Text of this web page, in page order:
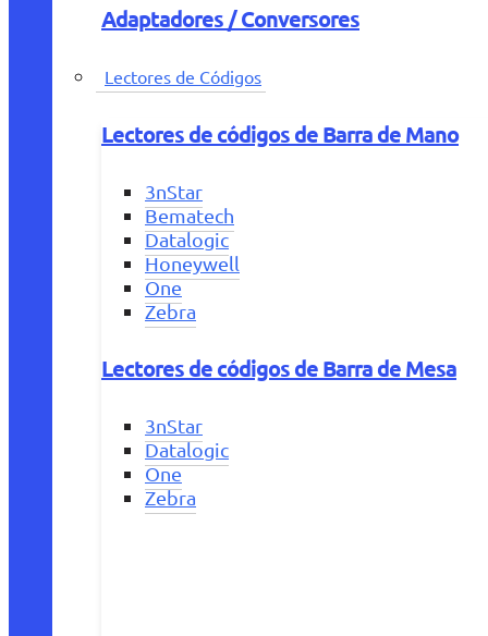
Adaptadores / Conversores
Lectores de Códigos
Lectores de códigos de Barra de Mano
3nStar
Bematech
Datalogic
Honeywell
One
Zebra
Lectores de códigos de Barra de Mesa
3nStar
Datalogic
One
Zebra